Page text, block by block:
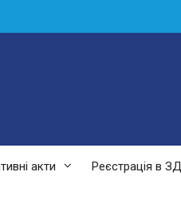
акти Реєстрація в